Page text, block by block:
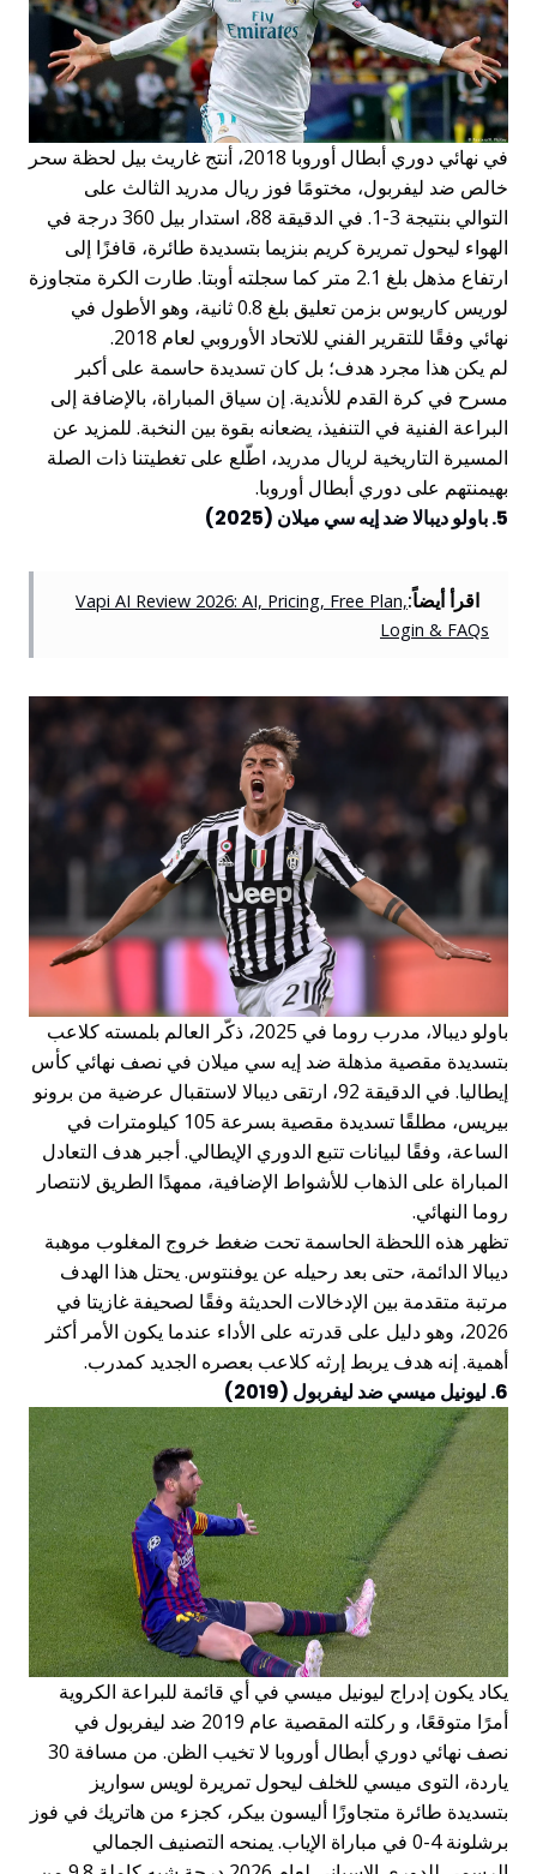
في نهائي دوري أبطال أوروبا 2018، أنتج غاريث بيل لحظة سحر
خالص ضد ليفربول، مختومًا فوز ريال مدريد الثالث على
التوالي بنتيجة 3-1. في الدقيقة 88، استدار بيل 360 درجة في
الهواء ليحول تمريرة كريم بنزيما بتسديدة طائرة، قافزًا إلى
ارتفاع مذهل بلغ 2.1 متر كما سجلته أوبتا. طارت الكرة متجاوزة
لوريس كاريوس بزمن تعليق بلغ 0.8 ثانية، وهو الأطول في
نهائي وفقًا للتقرير الفني للاتحاد الأوروبي لعام 2018.
لم يكن هذا مجرد هدف؛ بل كان تسديدة حاسمة على أكبر
مسرح في كرة القدم للأندية. إن سياق المباراة، بالإضافة إلى
البراعة الفنية في التنفيذ، يضعانه بقوة بين النخبة. للمزيد عن
المسيرة التاريخية لريال مدريد، اطّلع على تغطيتنا ذات الصلة
بهيمنتهم على دوري أبطال أوروبا.
5. باولو ديبالا ضد إيه سي ميلان (2025)
اقرأ أيضاً:Vapi AI Review 2026: AI, Pricing, Free Plan,
Login & FAQs
باولو ديبالا، مدرب روما في 2025، ذكّر العالم بلمسته كلاعب
بتسديدة مقصية مذهلة ضد إيه سي ميلان في نصف نهائي كأس
إيطاليا. في الدقيقة 92، ارتقى ديبالا لاستقبال عرضية من برونو
بيريس، مطلقًا تسديدة مقصية بسرعة 105 كيلومترات في
الساعة، وفقًا لبيانات تتبع الدوري الإيطالي. أجبر هدف التعادل
المباراة على الذهاب للأشواط الإضافية، ممهدًا الطريق لانتصار
روما النهائي.
تظهر هذه اللحظة الحاسمة تحت ضغط خروج المغلوب موهبة
ديبالا الدائمة، حتى بعد رحيله عن يوفنتوس. يحتل هذا الهدف
مرتبة متقدمة بين الإدخالات الحديثة وفقًا لصحيفة غازيتا في
2026، وهو دليل على قدرته على الأداء عندما يكون الأمر أكثر
أهمية. إنه هدف يربط إرثه كلاعب بعصره الجديد كمدرب.
6. ليونيل ميسي ضد ليفربول (2019)
يكاد يكون إدراج ليونيل ميسي في أي قائمة للبراعة الكروية
أمرًا متوقعًا، و ركلته المقصية عام 2019 ضد ليفربول في
نصف نهائي دوري أبطال أوروبا لا تخيب الظن. من مسافة 30
ياردة، التوى ميسي للخلف ليحول تمريرة لويس سواريز
بتسديدة طائرة متجاوزًا أليسون بيكر، كجزء من هاتريك في فوز
برشلونة 4-0 في مباراة الإياب. يمنحه التصنيف الجمالي